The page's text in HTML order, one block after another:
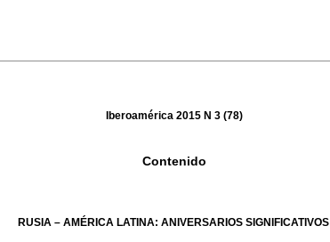
Iberoamérica 2015 N 3 (78)
Contenido
RUSIA – AMÉRICA LATINA: ANIVERSARIOS SIGNIFICATIVOS